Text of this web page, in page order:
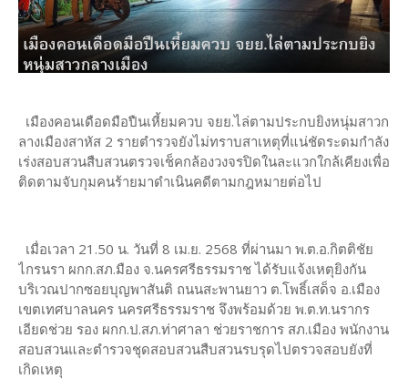
เมืองคอนเดือดมือปืนเหี้ยมควบ จยย.ไล่ตามประกบยิงหนุ่มสาวก
ลางเมืองสาหัส 2 รายตำรวจยังไม่ทราบสาเหตุที่แน่ชัดระดมกำลัง
เร่งสอบสวนสืบสวนตรวจเช็คกล้องวงจรปิดในละแวกใกล้เคียงเพื่อ
ติดตามจับกุมคนร้ายมาดำเนินคดีตามกฎหมายต่อไป
เมื่อเวลา 21.50 น. วันที่ 8 เม.ย. 2568 ที่ผ่านมา พ.ต.อ.กิตติชัย
ไกรนรา ผกก.สภ.มือง จ.นครศรีธรรมราช ได้รับแจ้งเหตุยิงกัน
บริเวณปากซอยบุญพาสันติ ถนนสะพานยาว ต.โพธิ์เสด็จ อ.เมือง
เขตเทศบาลนคร นครศรีธรรมราช จึงพร้อมด้วย พ.ต.ท.นรากร
เอียดช่วย รอง ผกก.ป.สภ.ท่าศาลา ช่วยราชการ สภ.เมือง พนักงาน
สอบสวนและตำรวจชุดสอบสวนสืบสวนรบรุดไปตรวจสอบยังที่
เกิดเหตุ